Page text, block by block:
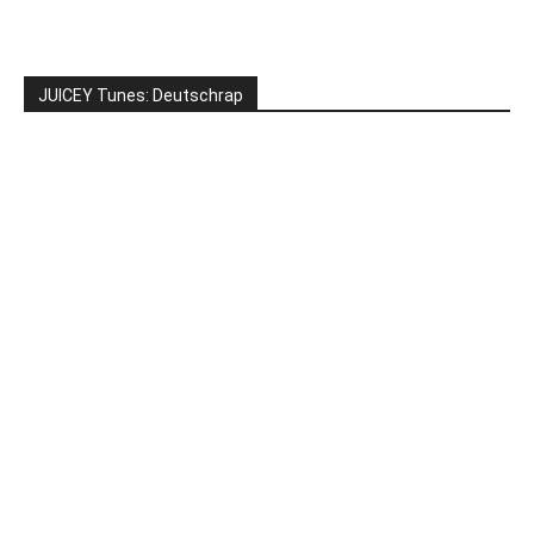
JUICEY Tunes: Deutschrap